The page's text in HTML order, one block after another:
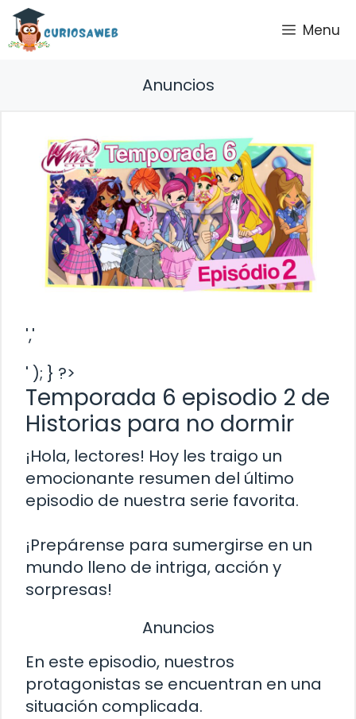
Saltar
contenido
Menu
Anuncios
','
' ); } ?>
Temporada 6 episodio 2 de
Historias para no dormir
¡Hola, lectores! Hoy les traigo un
emocionante resumen del último
episodio de nuestra serie favorita.
¡Prepárense para sumergirse en un
mundo lleno de intriga, acción y
sorpresas!
Anuncios
En este episodio, nuestros
protagonistas se encuentran en una
situación complicada.